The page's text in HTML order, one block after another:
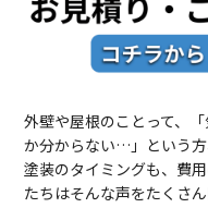
外壁や屋根のことって、
か分からない…」という方
塗装のタイミングも、費
たちはそんな声をたくさん